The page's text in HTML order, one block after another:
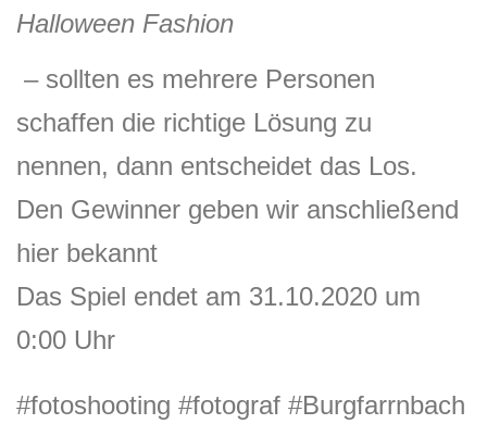
Halloween Fashion
– sollten es mehrere Personen
schaffen die richtige Lösung zu
nennen, dann entscheidet das Los.
Den Gewinner geben wir anschließend
hier bekannt
Das Spiel endet am 31.10.2020 um
0:00 Uhr
#fotoshooting #fotograf #Burgfarrnbach